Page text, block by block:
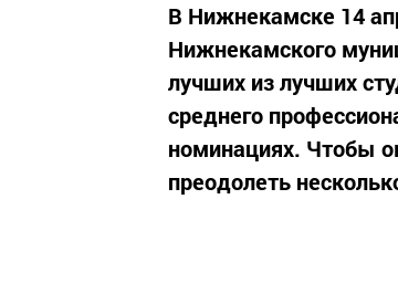
В Нижнекамске 14
Нижнекамского
лучших из лучших
среднего
номинациях. Чтобы
преодолеть